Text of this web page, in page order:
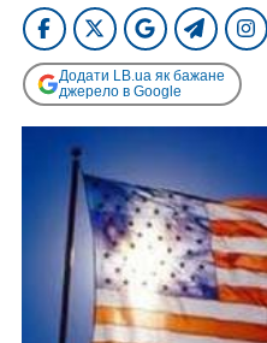
Додати LB.ua як бажане
джерело в Google